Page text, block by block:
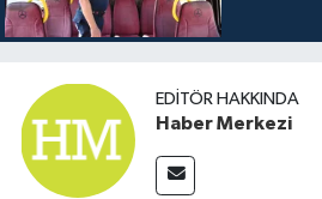
EDITÖR HAKKINDA
Haber Merkezi